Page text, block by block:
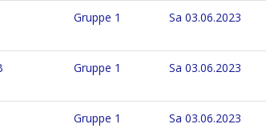
Gruppe 1 Sa 03.06.2023
Gruppe 1 Sa 03.06.2023
Gruppe 1 Sa 03.06.2023